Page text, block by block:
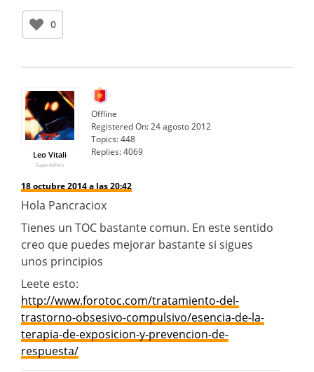
0
Leo Vitali
SuperAdmin
Offline
Registered On:24 agosto 2012
Topics:448
Replies:4069
18 octubre 2014 a las 20:42
Hola Pancraciox
Tienes un TOC bastante comun. En este sentido
creo que puedes mejorar bastante si sigues
unos principios
Leete esto:
http://www.forotoc.com/tratamiento-del-
trastorno-obsesivo-compulsivo/esencia-de-la-
terapia-de-exposicion-y-prevencion-de-
respuesta/